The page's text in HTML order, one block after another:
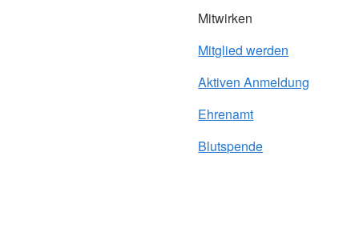
Mitwirken
Mitglied werden
Aktiven Anmeldung
Ehrenamt
Blutspende